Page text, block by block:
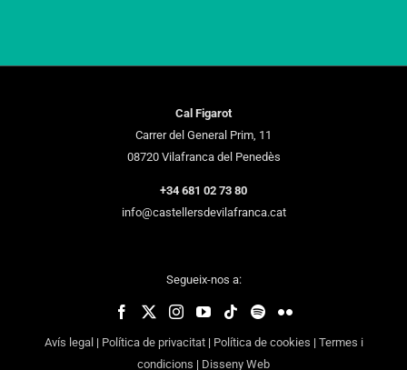
Cal Figarot
Carrer del General Prim, 11
08720 Vilafranca del Penedès
+34 681 02 73 80
info@castellersdevilafranca.cat
Segueix-nos a:
Avís legal | Política de privacitat| Política de cookies | Termes i
condicions | Disseny Web